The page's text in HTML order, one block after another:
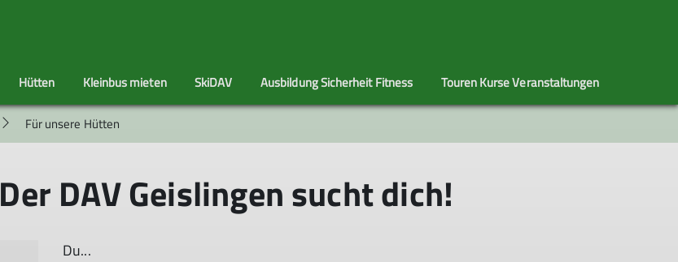
in den
Referat
Referat
Mitgliedschaft
Mitgliederer
Satzung
Einmal im
Historie
Jugend SENASPO SENASPOle Albwanderer
Hütten
Geislinger Hütte
Belegungspreise / Gebührenordnung Geislinger Hütte
Hüttenordnung Geislinger Hütte
Kleinbus mieten SkiDAV
60 Jahre SkiDAV
Ausbildung Sicherheit Fitness Touren Kurse Veranstaltungen
Für unsere Hütten
DAV Geislingen sucht dich!
Du...